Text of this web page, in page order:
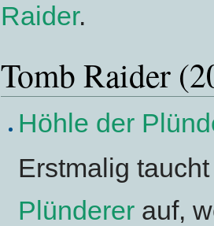
Raider.
Tomb Raider
Höhle der
Erstmalig
Plünderer auf,